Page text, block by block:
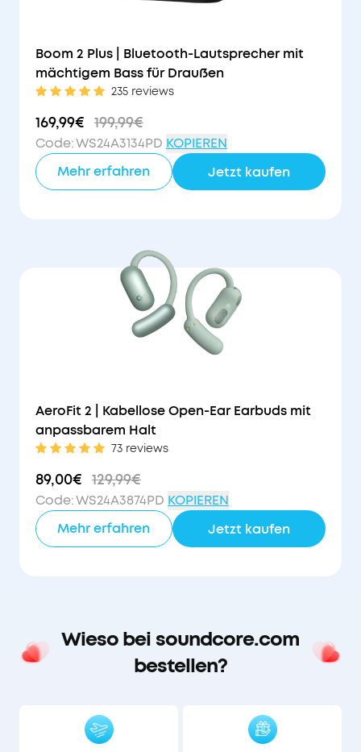
Boom 2 Plus | Bluetooth-Lautsprecher mit
mächtigem Bass für Draußen
235 reviews
169,99€ 199,99€
Code:WS24A3134PD KOPIEREN
Jetzt kaufen
Mehr erfahren
AeroFit 2 | Kabellose Open-Ear Earbuds mit
anpassbarem Halt
73 reviews
89,00€ 129,99€
Code:WS24A3874PD KOPIEREN
Jetzt kaufen
Mehr erfahren
Wieso bei soundcore.com
bestellen?